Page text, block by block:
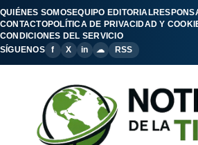
QUIÉNES SOMOSEQUIPO EDITORIAL
CONTACTOPOLÍTICA DE PRIVACIDAD Y
CONDICIONES DEL SERVICIO
SÍGUENOS
f X in ☁ RSS